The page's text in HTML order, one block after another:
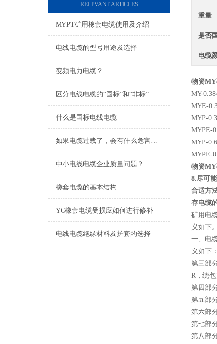
RELEVANT ARTICLES
MYPT矿用橡套电缆使用及介绍
电线电缆的型号用途及选择
变频电力电缆？
区分电线电缆的“国标”和“非标”
什么是国标电线电缆
如果电缆过载了，会有什么危害吗？
中小电线电缆企业质量问题？
橡套电缆的基本结构
YC橡套电缆受损应如何进行修补
电线电缆绝缘材料及护套的选择
重量
是否
电缆
物资MY
MY-
MYE-
MYP-
MYPE-
MYP-
MYPE-
物资MY
8.尽可
合适方
存电缆
矿用电
义如下
一、电
义如下
第三部
R，绕
第四部
第五部
第六部
第七部
第八部